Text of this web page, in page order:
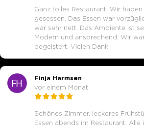
Ganz tolles Restaurant. Wir
gesessen. Das Essen war
war sehr nett. Das Ambiente ist
Modern und ansprechend. Wir
begeistert. Vielen Dank.
Finja Harmsen
vor einem Monat
Schönes Zimmer, leckeres
Essen abends im Restaurant. Alle